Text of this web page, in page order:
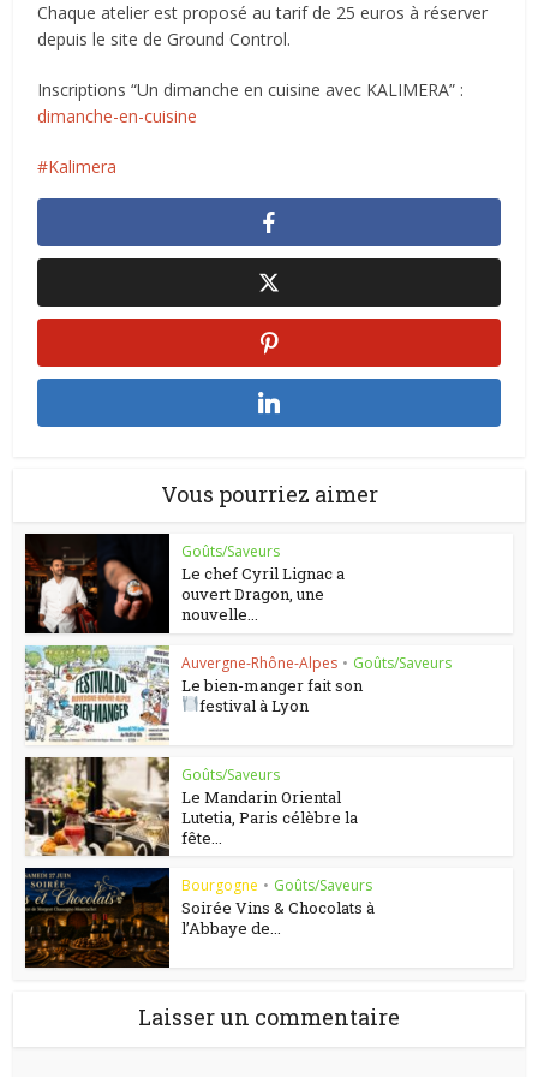
Chaque atelier est proposé au tarif de 25 euros à réserver
depuis le site de Ground Control.
Inscriptions “Un dimanche en cuisine avec KALIMERA” :
dimanche-en-cuisine
Kalimera
Vous pourriez aimer
Goûts/Saveurs
Le chef Cyril Lignac a
ouvert Dragon, une
nouvelle...
Auvergne-Rhône-Alpes • Goûts/Saveurs
Le bien-manger fait son
festival à Lyon
Goûts/Saveurs
Le Mandarin Oriental
Lutetia, Paris célèbre la
fête...
Bourgogne • Goûts/Saveurs
Soirée Vins & Chocolats à
l’Abbaye de...
Laisser un commentaire